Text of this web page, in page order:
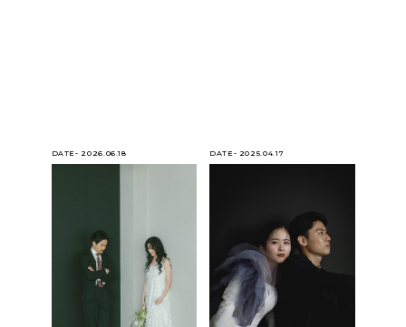
DATE- 2026.06.18 DATE- 2025.04.17